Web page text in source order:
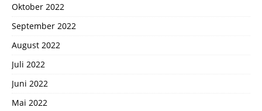
Oktober 2022
September 2022
August 2022
Juli 2022
Juni 2022
Mai 2022